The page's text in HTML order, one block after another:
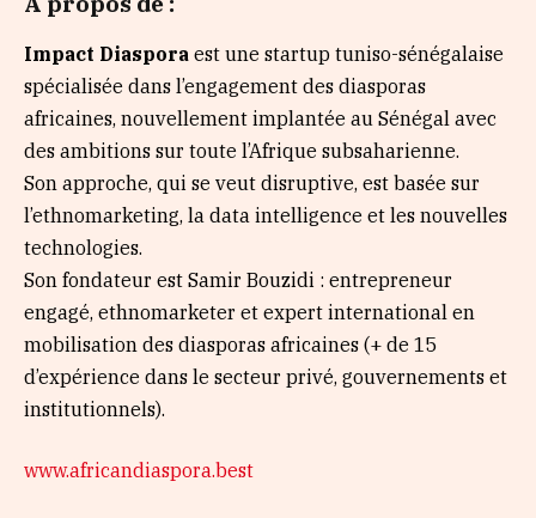
Impact Diaspora est une startup tuniso-sénégalaise
spécialisée dans l’engagement des diasporas
africaines, nouvellement implantée au Sénégal avec
des ambitions sur toute l’Afrique subsaharienne.
Son approche, qui se veut disruptive, est basée sur
l’ethnomarketing, la data intelligence et les nouvelles
technologies.
Son fondateur est Samir Bouzidi : entrepreneur
engagé, ethnomarketer et expert international en
mobilisation des diasporas africaines (+ de 15
d’expérience dans le secteur privé, gouvernements et
institutionnels).
www.africandiaspora.best